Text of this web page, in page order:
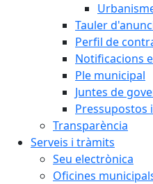
Tauler
Perfil de
Notificacions
Ple municipal
Juntes de
Pressupostos
Transparència
Serveis i tràmits
Seu electrònica
Oficines